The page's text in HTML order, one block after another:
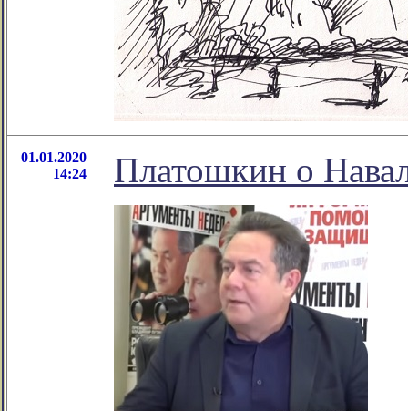
01.01.2020
14:24
Платошкин о